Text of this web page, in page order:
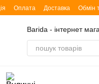
Оплата Доставка Обмін
Barida - інтернет